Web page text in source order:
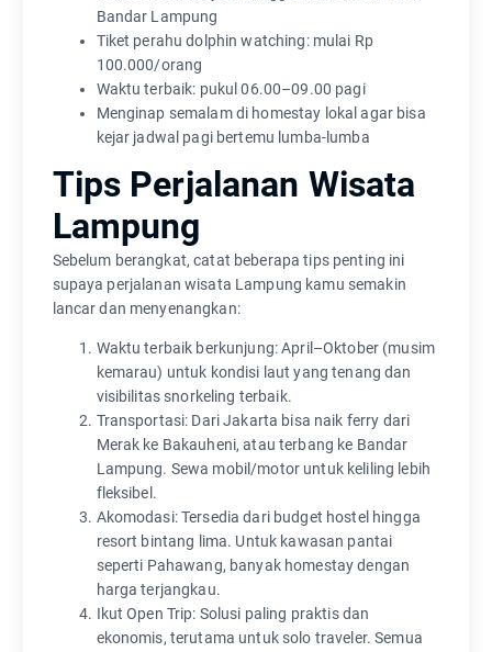
Bandar Lampung
Tiket perahu dolphin watching: mulai Rp
100.000/orang
Waktu terbaik: pukul 06.00–09.00 pagi
Menginap semalam di homestay lokal agar bisa
kejar jadwal pagi bertemu lumba-lumba
Tips Perjalanan Wisata
Lampung
Sebelum berangkat, catat beberapa tips penting ini
supaya perjalanan wisata Lampung kamu semakin
lancar dan menyenangkan:
Waktu terbaik berkunjung: April–Oktober (musim
kemarau) untuk kondisi laut yang tenang dan
visibilitas snorkeling terbaik.
Transportasi: Dari Jakarta bisa naik ferry dari
Merak ke Bakauheni, atau terbang ke Bandar
Lampung. Sewa mobil/motor untuk keliling lebih
fleksibel.
Akomodasi: Tersedia dari budget hostel hingga
resort bintang lima. Untuk kawasan pantai
seperti Pahawang, banyak homestay dengan
harga terjangkau.
Ikut Open Trip: Solusi paling praktis dan
ekonomis, terutama untuk solo traveler. Semua